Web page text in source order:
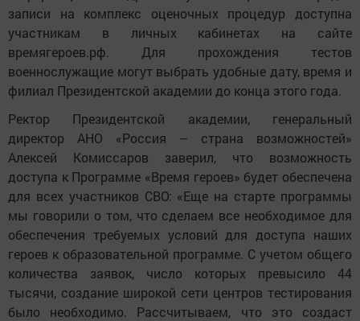
записи на комплекс оценочных процедур доступна
участникам в личных кабинетах на сайте
времягероев.рф. Для прохождения тестов
военнослужащие могут выбрать удобные дату, время и
филиал Президентской академии до конца этого года.
Ректор Президентской академии, генеральный
директор АНО «Россия – страна возможностей»
Алексей Комиссаров заверил, что возможность
доступа к Программе «Время героев» будет обеспечена
для всех участников СВО: «Еще на старте программы
мы говорили о том, что сделаем все необходимое для
обеспечения требуемых условий для доступа наших
героев к образовательной программе. С учетом общего
количества заявок, число которых превысило 44
тысячи, создание широкой сети центров тестирования
было необходимо. Рассчитываем, что это создаст